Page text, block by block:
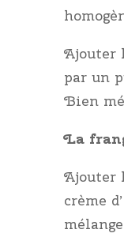
Ajouter
par un
Bien
La
Ajouter
crème